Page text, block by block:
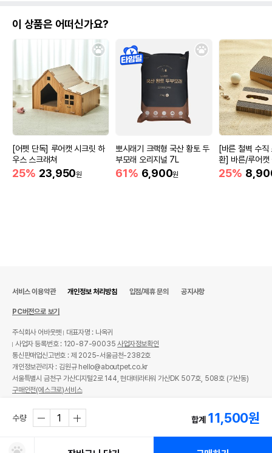
이 상품은 어떠신가요?
[어펫 단독] 루어캣 시크릿 하
우스 스크래쳐
25% 23,950원
뽀시래기 크랙형 국산 황토 두
부모래 오리지널 7L
61% 6,900원
[바른 철벽 수직
환] 바른/루어캣
쳐 리필
25%
수량 합계 11,500원
서비스 이용약관 개인정보 처리방침 입점/제휴 문의 공지사항
PC버전으로 보기
주식회사 어바웃펫
대표자명 : 나옥귀
사업자 등록번호 : 120-87-90035사업자정보확인
통신판매업신고번호 : 제 2025-서울금천-2382호
개인정보관리자 : 김원규 hello@aboutpet.co.kr
서울특별시 금천구 가산디지털2로 144, 현대테라타워 가산DK 507호, 508호 (가산동)
구매안전(에스크로)서비스